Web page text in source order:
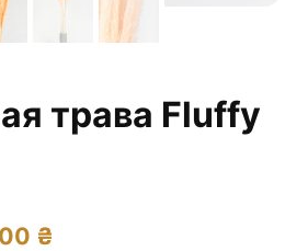
трава Fluffy
₴